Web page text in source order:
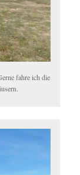
fahre ich die